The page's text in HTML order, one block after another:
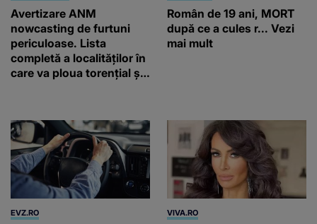
Avertizare ANM
nowcasting de furtuni
periculoase. Lista
completă a localităților în
care va ploua torențial și
Român de 19 ani, MORT
după ce a cules r... Vezi
mai mult
EVZ.RO VIVA.RO